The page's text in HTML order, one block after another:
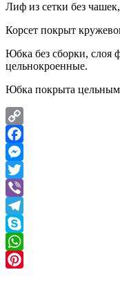
Лиф из сетки без
Корсет покрыт
Юбка без сборки, слоя
цельнокроенные.
Юбка покрыта
Copy
Link
Facebook
Messenger
Twitter
Viber
Telegram
Skype
WhatsApp